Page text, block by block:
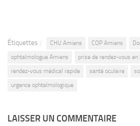
Étiquettes : CHU Amiens COP Amiens
ophtalmologue Amiens
prise de rendez-vous en
rendez-vous médical rapide
santé oculaire
urgence ophtalmologique
LAISSER UN COMMENTAIRE